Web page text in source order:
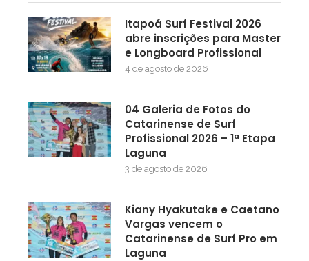
Itapoá Surf Festival 2026
abre inscrições para Master
e Longboard Profissional
4 de agosto de 2026
04 Galeria de Fotos do
Catarinense de Surf
Profissional 2026 – 1ª Etapa
Laguna
3 de agosto de 2026
Kiany Hyakutake e Caetano
Vargas vencem o
Catarinense de Surf Pro em
Laguna